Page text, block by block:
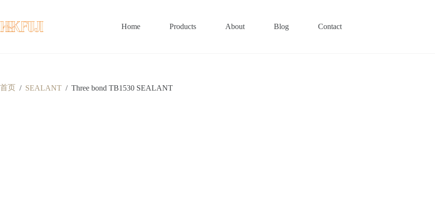
内
容
Home Products About Blog Contact
首页 / SEALANT / Three bond TB1530 SEALANT